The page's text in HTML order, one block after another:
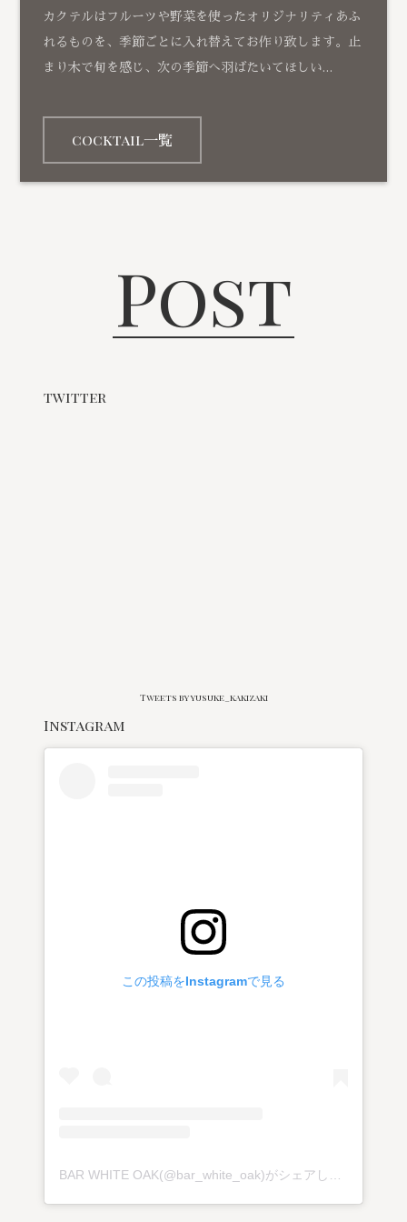
カクテルはフルーツや野菜を使ったオリジナリティあふ
れるものを、季節ごとに入れ替えてお作り致します。止
まり木で旬を感じ、次の季節へ羽ばたいてほしい…
cocktail一覧
Post
twitter
Tweets by yusuke_kakizaki
Instagram
この投稿をInstagramで見る
BAR WHITE OAK(@bar_white_oak)がシェアした投稿